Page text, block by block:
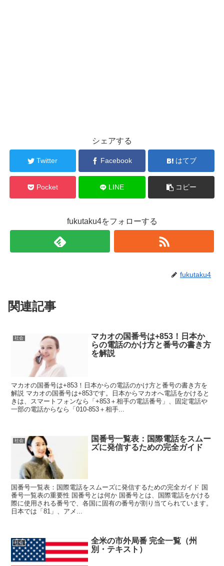
シェアする
Twitter Facebook はてブ
Pocket LINE コピー
fukutaku4をフォローする
fukutaku4
関連記事
社会
マカオの国番号は+853！日本か
らの電話のかけ方と番号の書き方
を解説
マカオの国番号は+853！日本からの電話のかけ方と番号の書き方を
解説 マカオの国番号は+853です。日本からマカオへ電話をかけると
きは、スマートフォンなら「+853＋相手の電話番号」、固定電話や
一部の電話からなら「010-853＋相手...
社会
国番号一覧表：国際電話をスムー
ズに発信するための完全ガイド
国番号一覧表：国際電話をスムーズに発信するための完全ガイド 国
番号一覧表の重要性 国番号とは何か 国番号とは、国際電話をかける
際に使用される番号で、各国に固有の番号が割り当てられています。
日本では「81」、アメ...
社会
全米の市外局番 完全一覧（州
別・テキスト）